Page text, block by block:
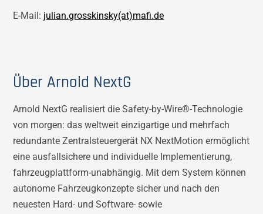
E-Mail: julian.grosskinsky(at)mafi.de
Über Arnold NextG
Arnold NextG realisiert die Safety-by-Wire®-Technologie
von morgen: das weltweit einzigartige und mehrfach
redundante Zentralsteuergerät NX NextMotion ermöglicht
eine ausfallsichere und individuelle Implementierung,
fahrzeugplattform-unabhängig. Mit dem System können
autonome Fahrzeugkonzepte sicher und nach den
neuesten Hard- und Software- sowie